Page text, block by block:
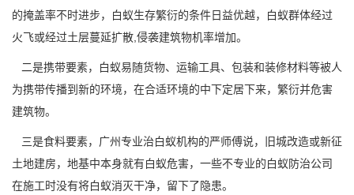
的掩盖率不时进步，白蚁生存繁衍的条件日益优越，白蚁群体经过
火飞或经过土层蔓延扩散,侵袭建筑物机率增加。
二是携带要素，白蚁易随货物、运输工具、包装和装修材料等被人
为携带传播到新的环境，在合适环境的中下定居下来，繁衍并危害
建筑物。
三是食料要素，广州专业治白蚁机构的严师傅说，旧城改造或新征
土地建房，地基中本身就有白蚁危害，一些不专业的白蚁防治公司
在施工时没有将白蚁消灭干净，留下了隐患。